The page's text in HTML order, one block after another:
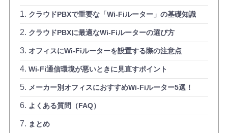
クラウドPBXで重要な「Wi-Fiルーター」の基礎知識
クラウドPBXに最適なWi-Fiルーターの選び方
オフィスにWi-Fiルーターを設置する際の注意点
Wi-Fi通信環境が悪いときに見直すポイント
メーカー別オフィスにおすすめWi-Fiルーター5選！
よくある質問（FAQ）
まとめ